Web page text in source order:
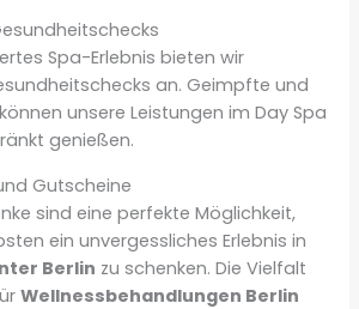
Spa-Erlebnis bieten wir
an. Geimpfte und
unsere Leistungen im Day Spa
genießen.
Gutscheine
sind eine perfekte Möglichkeit,
ein unvergessliches Erlebnis in
Berlin zu schenken. Die Vielfalt
Wellnessbehandlungen Berlin